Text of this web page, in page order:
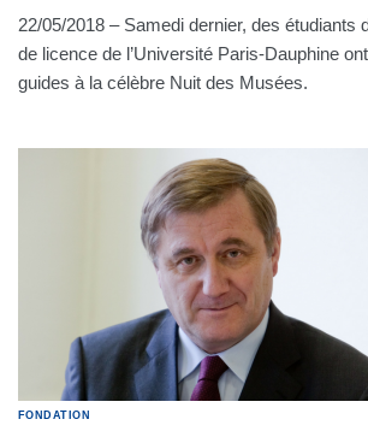
22/05/2018 – Samedi dernier, des étudiants
de licence de l’Université Paris-Dauphine
guides à la célèbre Nuit des Musées.
FONDATION